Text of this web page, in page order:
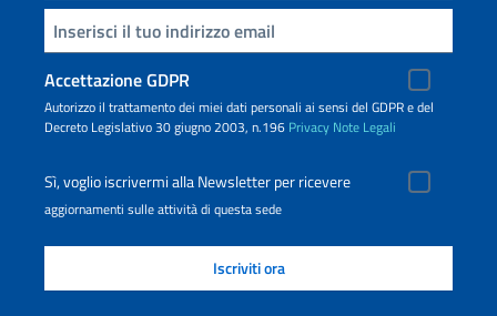
Inserisci la tua email
Accettazione GDPR
Autorizzo il trattamento dei miei dati personali ai sensi del GDPR e del
Decreto Legislativo 30 giugno 2003, n.196 Privacy Note Legali
Sì, voglio iscrivermi alla Newsletter per ricevere
aggiornamenti sulle attività di questa sede